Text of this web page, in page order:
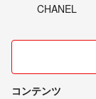
CHANEL
コンテンツ